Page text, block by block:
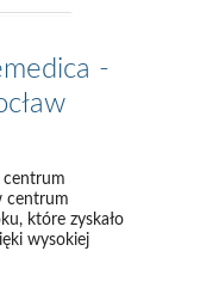
-
centrum
centrum
które zyskało
wysokiej